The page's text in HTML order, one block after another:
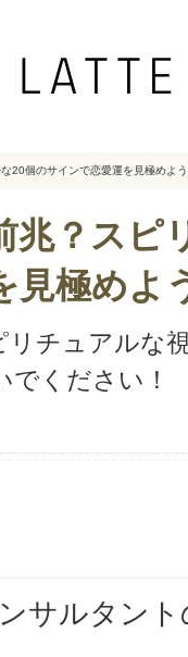
20個のサインで恋愛運を見極めよ
兆？スピ
見極めよ
チュアルな
ください！
サルタン